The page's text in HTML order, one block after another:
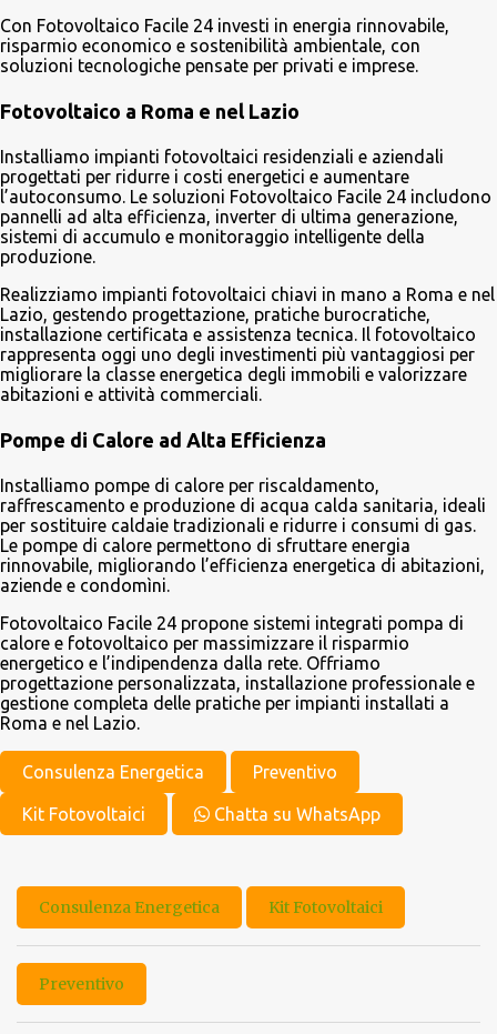
Con Fotovoltaico Facile 24 investi in energia rinnovabile,
risparmio economico e sostenibilità ambientale, con
soluzioni tecnologiche pensate per privati e imprese.
Fotovoltaico a Roma e nel Lazio
Installiamo impianti fotovoltaici residenziali e aziendali
progettati per ridurre i costi energetici e aumentare
l’autoconsumo. Le soluzioni Fotovoltaico Facile 24 includono
pannelli ad alta efficienza, inverter di ultima generazione,
sistemi di accumulo e monitoraggio intelligente della
produzione.
Realizziamo impianti fotovoltaici chiavi in mano a Roma e nel
Lazio, gestendo progettazione, pratiche burocratiche,
installazione certificata e assistenza tecnica. Il fotovoltaico
rappresenta oggi uno degli investimenti più vantaggiosi per
migliorare la classe energetica degli immobili e valorizzare
abitazioni e attività commerciali.
Pompe di Calore ad Alta Efficienza
Installiamo pompe di calore per riscaldamento,
raffrescamento e produzione di acqua calda sanitaria, ideali
per sostituire caldaie tradizionali e ridurre i consumi di gas.
Le pompe di calore permettono di sfruttare energia
rinnovabile, migliorando l’efficienza energetica di abitazioni,
aziende e condomìni.
Fotovoltaico Facile 24 propone sistemi integrati pompa di
calore e fotovoltaico per massimizzare il risparmio
energetico e l’indipendenza dalla rete. Offriamo
progettazione personalizzata, installazione professionale e
gestione completa delle pratiche per impianti installati a
Roma e nel Lazio.
Consulenza Energetica Preventivo
Kit Fotovoltaici Chatta su WhatsApp
Consulenza Energetica Kit Fotovoltaici
Preventivo